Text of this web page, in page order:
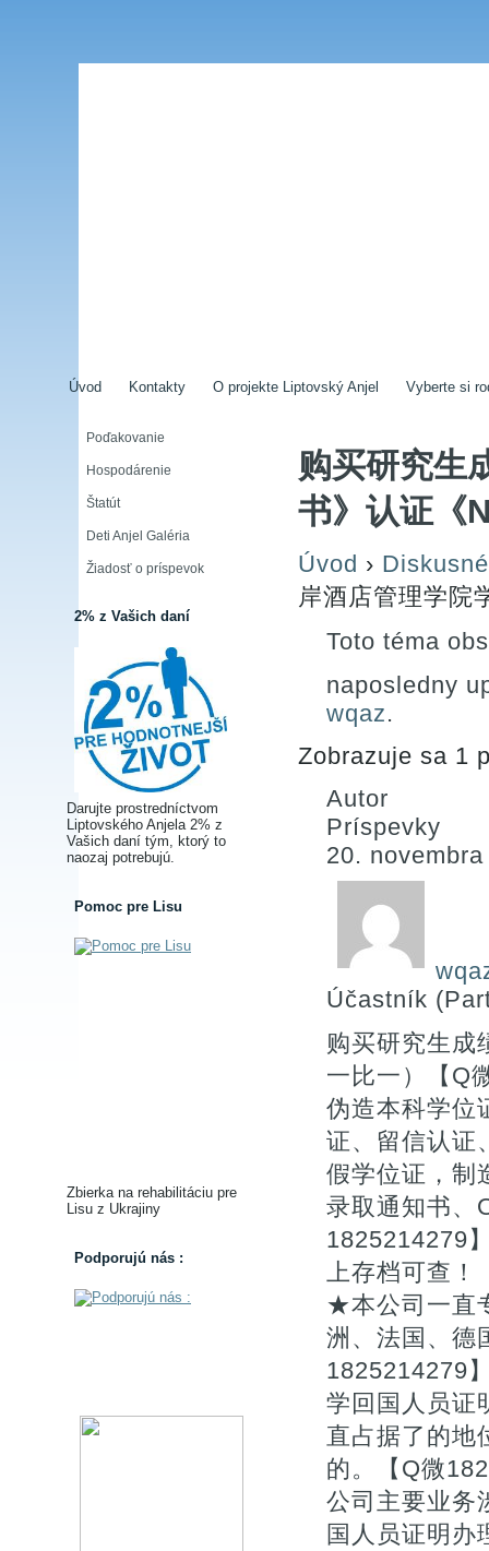
Úvod Kontakty O projekte Liptovský Anjel Vyberte si
Poďakovanie
Hospodárenie
Štatút
Deti Anjel Galéria
Žiadosť o príspevok
2% z Vašich daní
Darujte prostredníctvom
Liptovského Anjela 2% z
Vašich daní tým, ktorý to
naozaj potrebujú.
Pomoc pre Lisu
Zbierka na rehabilitáciu pre
Lisu z Ukrajiny
Podporujú nás :
购买研究生
书》认证《
Úvod ›
岸酒店管理学院
Toto téma
naposledny
wqaz.
Zobrazuje sa 1
Autor
Príspevky
20.
Účastník
购买研究生成
一比一）【Q
伪造本科学位
证、留信认证
假学位证，制
录取通知书、
1825214279
上存档可查！
★本公司一直
洲、法国、德
1825214279
学回国人员证
直占据了的地
的。【Q微
公司主要业务
国人员证明办